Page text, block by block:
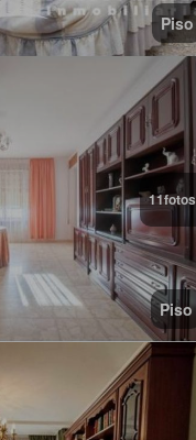
Piso
11fotos
Piso